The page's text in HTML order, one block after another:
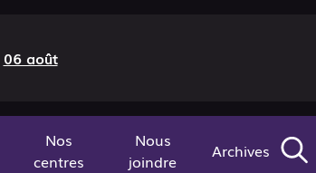
06 août
Nos
centres
Nous
joindre
Archives